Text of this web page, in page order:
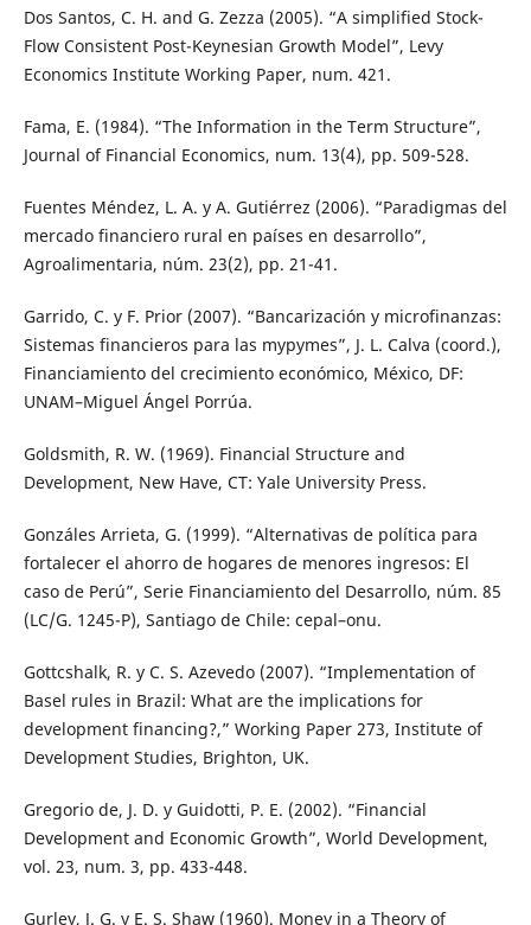
Dos Santos, C. H. and G. Zezza (2005). “A simplified Stock-
Flow Consistent Post-Keynesian Growth Model”, Levy
Economics Institute Working Paper, num. 421.
Fama, E. (1984). “The Information in the Term Structure”,
Journal of Financial Economics, num. 13(4), pp. 509-528.
Fuentes Méndez, L. A. y A. Gutiérrez (2006). “Paradigmas del
mercado financiero rural en países en desarrollo”,
Agroalimentaria, núm. 23(2), pp. 21-41.
Garrido, C. y F. Prior (2007). “Bancarización y microfinanzas:
Sistemas financieros para las mypymes”, J. L. Calva (coord.),
Financiamiento del crecimiento económico, México, DF:
UNAM–Miguel Ángel Porrúa.
Goldsmith, R. W. (1969). Financial Structure and
Development, New Have, CT: Yale University Press.
Gonzáles Arrieta, G. (1999). “Alternativas de política para
fortalecer el ahorro de hogares de menores ingresos: El
caso de Perú”, Serie Financiamiento del Desarrollo, núm. 85
(LC/G. 1245-P), Santiago de Chile: cepal–onu.
Gottcshalk, R. y C. S. Azevedo (2007). “Implementation of
Basel rules in Brazil: What are the implications for
development financing?,” Working Paper 273, Institute of
Development Studies, Brighton, UK.
Gregorio de, J. D. y Guidotti, P. E. (2002). “Financial
Development and Economic Growth”, World Development,
vol. 23, num. 3, pp. 433-448.
Gurley, J. G. y E. S. Shaw (1960). Money in a Theory of